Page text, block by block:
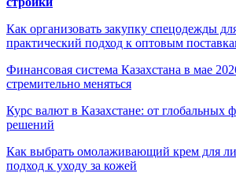
Как организовать закупку спецодежды
практический подход к оптовым
Финансовая система Казахстана в мае
стремительно меняться
Курс валют в Казахстане: от глобальных
решений
Как выбрать омолаживающий крем для
подход к уходу за кожей